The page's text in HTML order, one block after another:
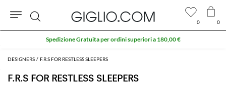
DESIGNERS F.R.S FOR RESTLESS SLEEPERS
F.R.S FOR RESTLESS SLEEPERS
0 0
Cerca
Spedizione Gratuita per ordini superiori a 180,00 €